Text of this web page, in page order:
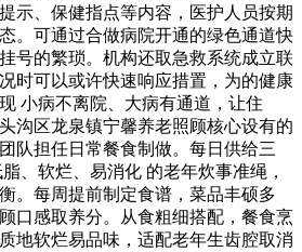
示、保健指点等内容，医护人员按期
。可通过合做病院开通的绿色通道快
号的繁琐。机构还取急救系统成立联
时可以或许快速响应措置，为的健康
小病不离院、大病有通道，让住
沟区龙泉镇宁馨养老照顾核心设有的
队担任日常餐食制做。每日供给三
、软烂、易消化 的老年炊事准绳，
。每周提前制定食谱，菜品丰硕多
口感取养分。从食粗细搭配，餐食烹
地软烂易品味，适配老年生齿腔取消